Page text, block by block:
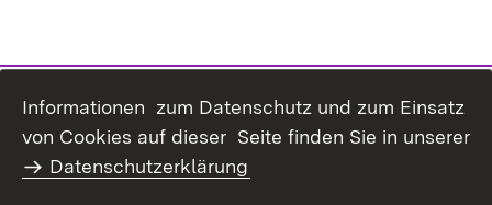
Informationen zum Datenschutz und zum Einsatz
von Cookies auf dieser Seite finden Sie in unserer
Datenschutzerklärung